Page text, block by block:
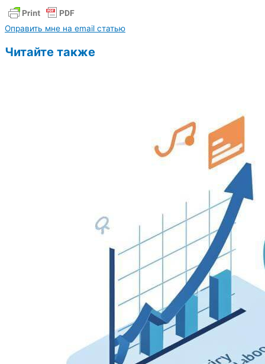
Оправить мне на email статью
Читайте также